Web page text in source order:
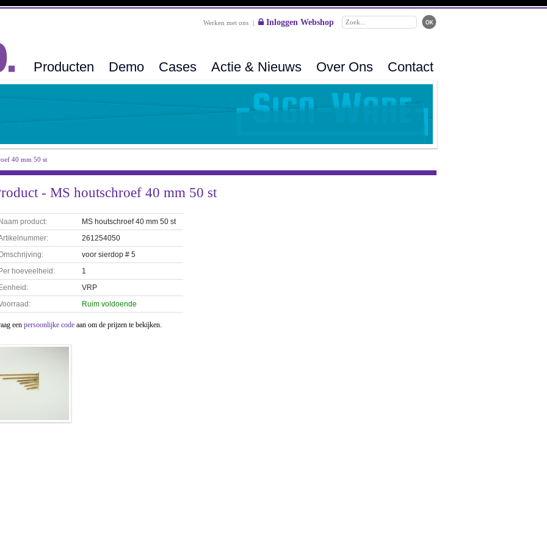
Werken met ons | Inloggen Webshop
Producten Demo Cases Actie & Nieuws Over Ons Contact
40 mm 50 st
- MS houtschroef 40 mm 50 st
product:
MS houtschroef 40 mm 50 st
261254050
voor sierdop # 5
hoeveelheid:
1
VRP
Ruim voldoende
een persoonlijke code aan om de prijzen te bekijken.